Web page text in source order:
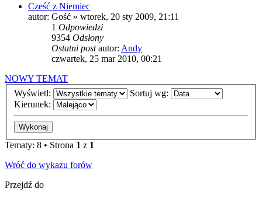
Cześć z Niemiec
autor: Gość » wtorek, 20 sty 2009, 21:11
1 Odpowiedzi
9354 Odsłony
Ostatni postautor: Andy
czwartek, 25 mar 2010, 00:21
NOWY TEMAT
Wyświetl:
Sortuj wg:
Kierunek:
Tematy: 8 • Strona 1 z 1
Wróć do wykazu forów
Przejdź do